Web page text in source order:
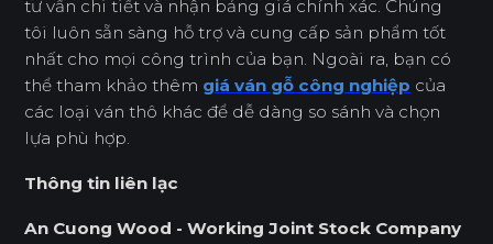
tư vấn chi tiết và nhận bảng giá chính xác. Chúng
tôi luôn sẵn sàng hỗ trợ và cung cấp sản phẩm tốt
nhất cho mọi công trình của bạn. Ngoài ra, bạn có
thể tham khảo thêm giá ván gỗ công nghiệp của
các loại ván thô khác để dễ dàng so sánh và chọn
lựa phù hợp.
Thông tin liên lạc
An Cuong Wood - Working Joint Stock Company